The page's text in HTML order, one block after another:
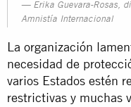
Erika Guevara-Rosas,
Amnistía Internacional
La organización
necesidad de
varios Estados estén
restrictivas y muchas